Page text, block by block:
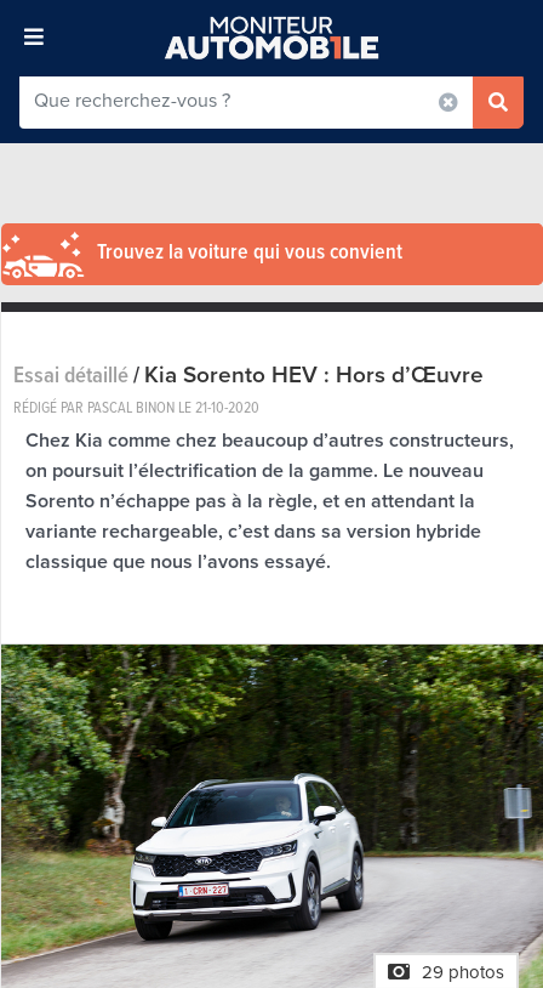
Trouvez la voiture qui vous convient
Essai détaillé/Kia Sorento HEV : Hors d’Œuvre
RÉDIGÉ PAR PASCAL BINON LE 21-10-2020
Chez Kia comme chez beaucoup d’autres constructeurs,
on poursuit l’électrification de la gamme. Le nouveau
Sorento n’échappe pas à la règle, et en attendant la
variante rechargeable, c’est dans sa version hybride
classique que nous l’avons essayé.
29 photos